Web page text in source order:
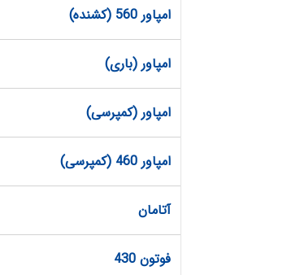
امپاور 560 (کشنده)
امپاور (باری)
امپاور (کمپرسی)
امپاور 460 (کمپرسی)
آتامان
فوتون 430